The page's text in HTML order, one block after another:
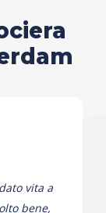
vita a
bene,